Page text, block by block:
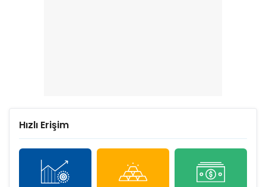
Hızlı Erişim